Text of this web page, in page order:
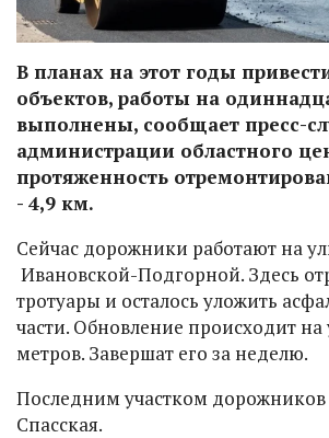
В планах на этот годы
объектов, работы на
выполнены, сообщает пресс-
администрации областного
протяженность
- 4,9 км.
Сейчас дорожники работают на
Ивановской-Подгорной. Здесь
тротуары и осталось уложить
части. Обновление происходит на
метров. Завершат его за неделю.
Последним участком дорожников
Спасская.